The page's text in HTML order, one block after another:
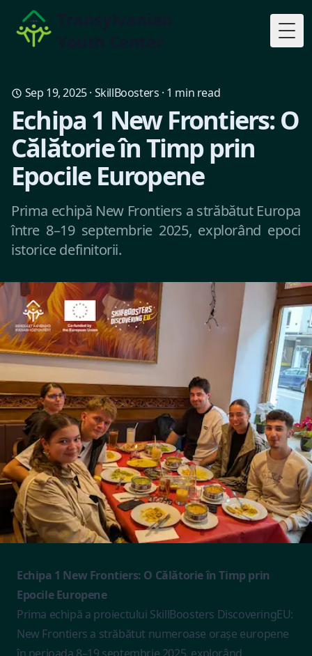
Sep 19, 2025· SkillBoosters · 1 min read
Echipa 1 New Frontiers: O
Călătorie în Timp prin
Epocile Europene
Prima echipă New Frontiers a străbătut Europa
între 8–19 septembrie 2025, explorând epoci
istorice definitorii.
Echipa 1 New Frontiers: O Călătorie în Timp prin
Epocile Europene
Prima echipă a proiectului SkillBoosters DiscoveringEU:
New Frontiers a străbătut numeroase orașe europene